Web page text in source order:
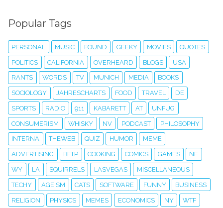
Popular Tags
PERSONAL MUSIC FOUND GEEKY MOVIES QUOTES
POLITICS CALIFORNIA OVERHEARD BLOGS USA
RANTS WORDS TV MUNICH MEDIA BOOKS
SOCIOLOGY JAHRESCHARTS FOOD TRAVEL DE
SPORTS RADIO 911 KABARETT AT UNFUG
CONSUMERISM WHISKY NV PODCAST PHILOSOPHY
INTERNA THEWEB QUIZ HUMOR MEME
ADVERTISING BFTP COOKING COMICS GAMES NE
WY LA SQUIRRELS LASVEGAS MISCELLANEOUS
TECHY AGEISM CATS SOFTWARE FUNNY BUSINESS
RELIGION PHYSICS MEMES ECONOMICS NY WTF